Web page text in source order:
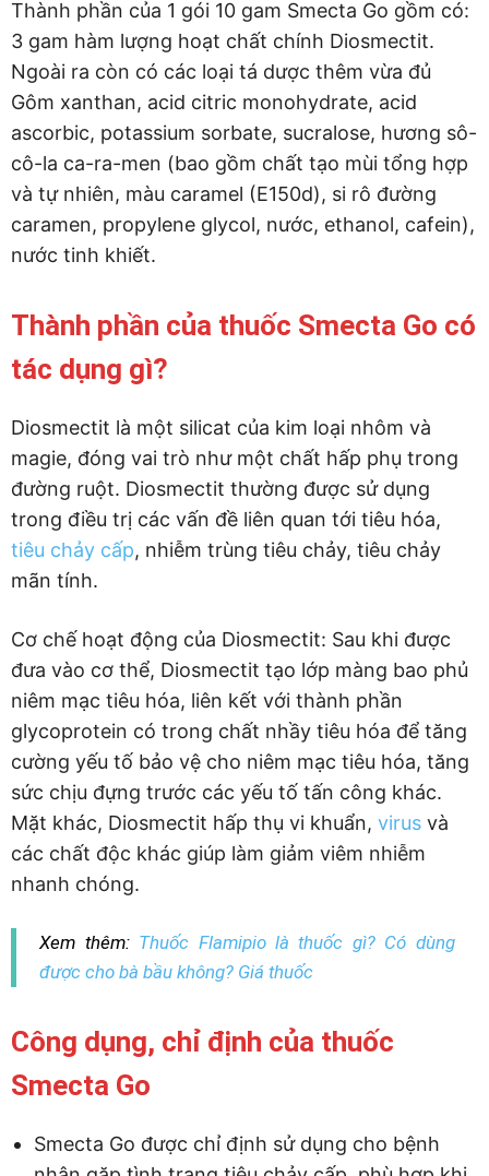
Thành phần của 1 gói 10 gam Smecta Go gồm có:
3 gam hàm lượng hoạt chất chính Diosmectit.
Ngoài ra còn có các loại tá dược thêm vừa đủ
Gôm xanthan, acid citric monohydrate, acid
ascorbic, potassium sorbate, sucralose, hương sô-
cô-la ca-ra-men (bao gồm chất tạo mùi tổng hợp
và tự nhiên, màu caramel (E150d), si rô đường
caramen, propylene glycol, nước, ethanol, cafein),
nước tinh khiết.
Thành phần của thuốc Smecta Go có
tác dụng gì?
Diosmectit là một silicat của kim loại nhôm và
magie, đóng vai trò như một chất hấp phụ trong
đường ruột. Diosmectit thường được sử dụng
trong điều trị các vấn đề liên quan tới tiêu hóa,
tiêu chảy cấp, nhiễm trùng tiêu chảy, tiêu chảy
mãn tính.
Cơ chế hoạt động của Diosmectit: Sau khi được
đưa vào cơ thể, Diosmectit tạo lớp màng bao phủ
niêm mạc tiêu hóa, liên kết với thành phần
glycoprotein có trong chất nhầy tiêu hóa để tăng
cường yếu tố bảo vệ cho niêm mạc tiêu hóa, tăng
sức chịu đựng trước các yếu tố tấn công khác.
Mặt khác, Diosmectit hấp thụ vi khuẩn, virus và
các chất độc khác giúp làm giảm viêm nhiễm
nhanh chóng.
Xem thêm: Thuốc Flamipio là thuốc gì? Có dùng
được cho bà bầu không? Giá thuốc
Công dụng, chỉ định của thuốc
Smecta Go
Smecta Go được chỉ định sử dụng cho bệnh